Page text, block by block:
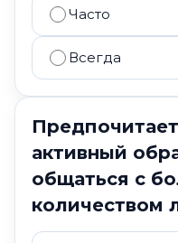
Часто
Всегда
активный
общаться с
количеством